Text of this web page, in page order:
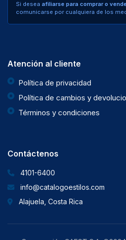
Si desea afiliarse para comprar o
comunicarse por cualquiera de los
Atención al cliente
Política de privacidad
Política de cambios y
Términos y condiciones
Contáctenos
4101-6400
info@catalogoestilos.com
Alajuela, Costa Rica